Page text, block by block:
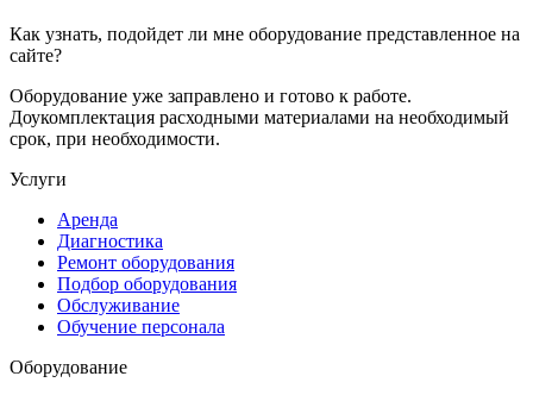
Как узнать, подойдет ли мне оборудование представленное на
сайте?
Оборудование уже заправлено и готово к работе.
Доукомплектация расходными материалами на необходимый
срок, при необходимости.
Услуги
Аренда
Диагностика
Ремонт оборудования
Подбор оборудования
Обслуживание
Обучение персонала
Оборудование